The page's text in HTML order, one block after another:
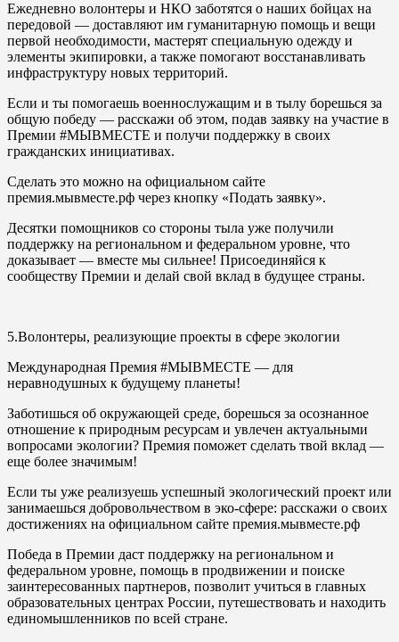
Ежедневно волонтеры и НКО заботятся о наших бойцах на
передовой — доставляют им гуманитарную помощь и вещи
первой необходимости, мастерят специальную одежду и
элементы экипировки, а также помогают восстанавливать
инфраструктуру новых территорий.
Если и ты помогаешь военнослужащим и в тылу борешься за
общую победу — расскажи об этом, подав заявку на участие в
Премии #МЫВМЕСТЕ и получи поддержку в своих
гражданских инициативах.
Сделать это можно на официальном сайте
премия.мывместе.рф через кнопку «Подать заявку».
Десятки помощников со стороны тыла уже получили
поддержку на региональном и федеральном уровне, что
доказывает — вместе мы сильнее! Присоединяйся к
сообществу Премии и делай свой вклад в будущее страны.
5.Волонтеры, реализующие проекты в сфере экологии
Международная Премия #МЫВМЕСТЕ — для
неравнодушных к будущему планеты!
Заботишься об окружающей среде, борешься за осознанное
отношение к природным ресурсам и увлечен актуальными
вопросами экологии? Премия поможет сделать твой вклад —
еще более значимым!
Если ты уже реализуешь успешный экологический проект или
занимаешься добровольчеством в эко-сфере: расскажи о своих
достижениях на официальном сайте премия.мывместе.рф
Победа в Премии даст поддержку на региональном и
федеральном уровне, помощь в продвижении и поиске
заинтересованных партнеров, позволит учиться в главных
образовательных центрах России, путешествовать и находить
единомышленников по всей стране.